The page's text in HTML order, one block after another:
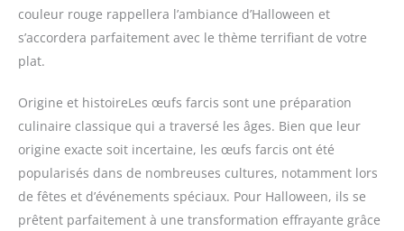
couleur rouge rappellera l’ambiance d’Halloween et
s’accordera parfaitement avec le thème terrifiant de votre
plat.
Origine et histoireLes œufs farcis sont une préparation
culinaire classique qui a traversé les âges. Bien que leur
origine exacte soit incertaine, les œufs farcis ont été
popularisés dans de nombreuses cultures, notamment lors
de fêtes et d’événements spéciaux. Pour Halloween, ils se
prêtent parfaitement à une transformation effrayante grâce